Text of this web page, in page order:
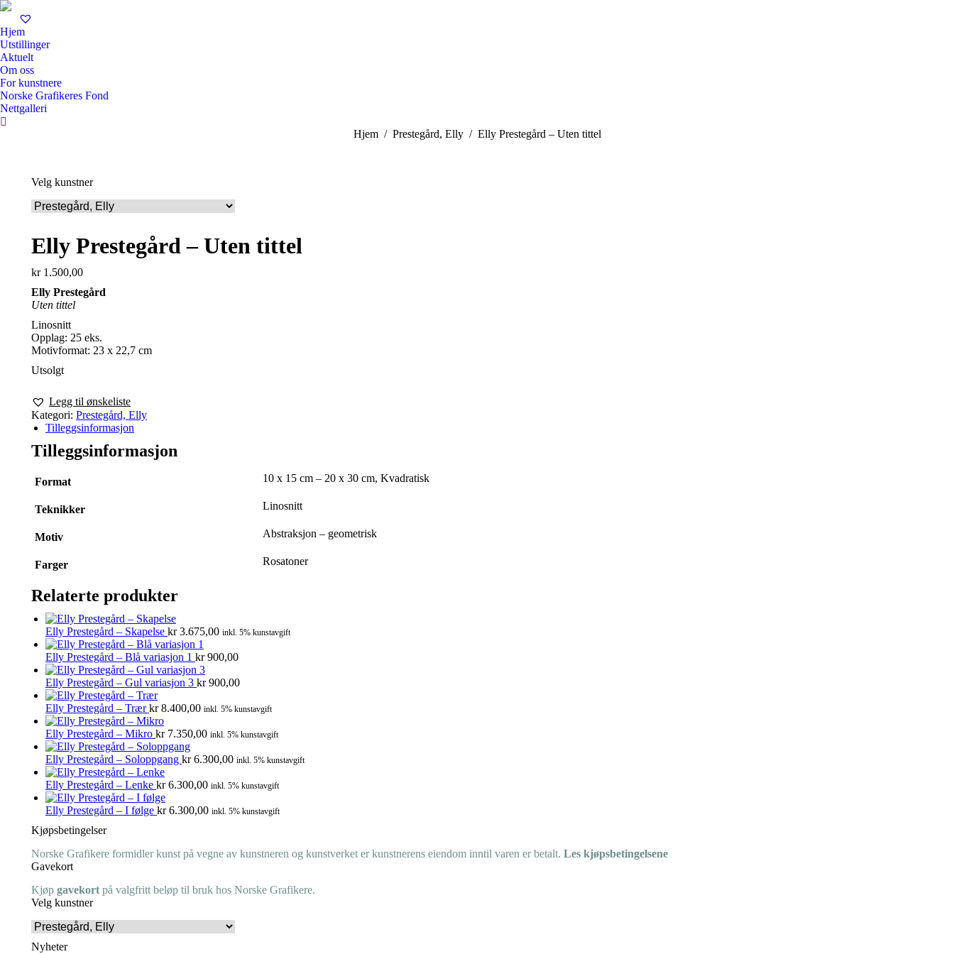
Hjem
Utstillinger
Aktuelt
Om oss
For kunstnere
Norske Grafikeres Fond
Nettgalleri
Search:
You are here:
Hjem Prestegård, Elly Elly Prestegård – Uten tittel
Velg kunstner
Elly Prestegård – Uten tittel
kr1.500,00
Elly Prestegård
Uten tittel
Linosnitt
Opplag: 25 eks.
Motivformat: 23 x 22,7 cm
Utsolgt
Legg til ønskeliste
Kategori: Prestegård, Elly
Tilleggsinformasjon
Tilleggsinformasjon
Format 10 x 15 cm – 20 x 30 cm, Kvadratisk
Teknikker Linosnitt
Motiv Abstraksjon – geometrisk
Farger Rosatoner
Relaterte produkter
Elly Prestegård – Skapelse kr3.675,00 inkl. 5% kunstavgift
Elly Prestegård – Blå variasjon 1 kr900,00
Elly Prestegård – Gul variasjon 3 kr900,00
Elly Prestegård – Trærkr8.400,00 inkl. 5% kunstavgift
Elly Prestegård – Mikro kr7.350,00 inkl. 5% kunstavgift
Elly Prestegård – Soloppgang kr6.300,00 inkl. 5% kunstavgift
Elly Prestegård – Lenke kr6.300,00 inkl. 5% kunstavgift
Elly Prestegård – I følge kr6.300,00 inkl. 5% kunstavgift
Kjøpsbetingelser
Norske Grafikere formidler kunst på vegne av kunstneren og kunstverket er kunstnerens eiendom inntil varen er betalt. Les kjøpsbetingelsene
Gavekort
Kjøp gavekort på valgfritt beløp til bruk hos Norske Grafikere.
Velg kunstner
Nyheter